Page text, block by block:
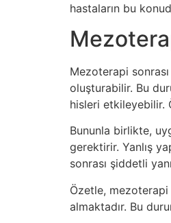
hastaların bu
Mezoterapi
oluşturabilir. Bu
hisleri etkileyebilir.
Bununla birlikte,
gerektirir. Yanlış
sonrası şiddetli
Özetle,
almaktadır. Bu